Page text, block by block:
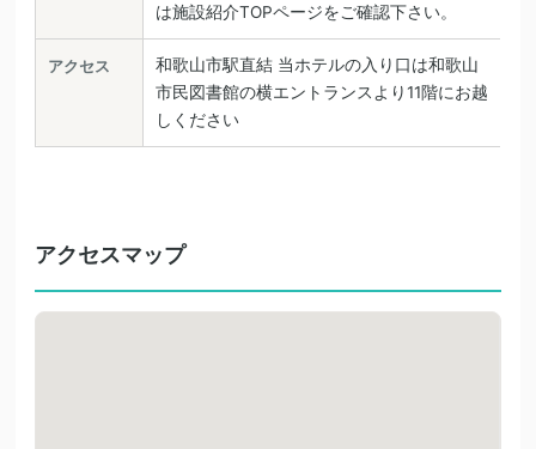
は施設紹介TOPページをご確認下さい。
アクセス
和歌山市駅直結 当ホテルの入り口は和歌山
市民図書館の横エントランスより11階にお越
しください
アクセスマップ